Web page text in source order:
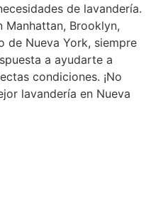
de lavandería.
Manhattan, Brooklyn,
de Nueva York, siempre
a ayudarte a
condiciones. ¡No
lavandería en Nueva